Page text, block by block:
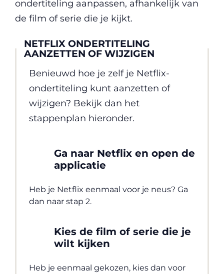
ondertiteling aanpassen, afhankelijk van
de film of serie die je kijkt.
NETFLIX ONDERTITELING
AANZETTEN OF WIJZIGEN
Benieuwd hoe je zelf je Netflix-
ondertiteling kunt aanzetten of
wijzigen? Bekijk dan het
stappenplan hieronder.
Ga naar Netflix en open de
applicatie
Heb je Netflix eenmaal voor je neus? Ga
dan naar stap 2.
Kies de film of serie die je
wilt kijken
Heb je eenmaal gekozen, kies dan voor